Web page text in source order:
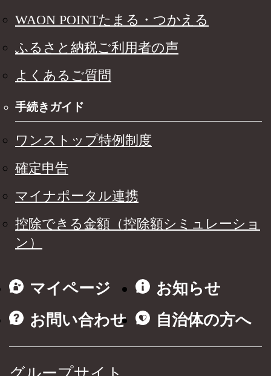
WAON POINTたまる・つかえる
ふるさと納税ご利用者の声
よくあるご質問
手続きガイド
ワンストップ特例制度
確定申告
マイナポータル連携
控除できる金額（控除額シミュレーショ
ン）
マイページ
お知らせ
お問い合わせ
自治体の方へ